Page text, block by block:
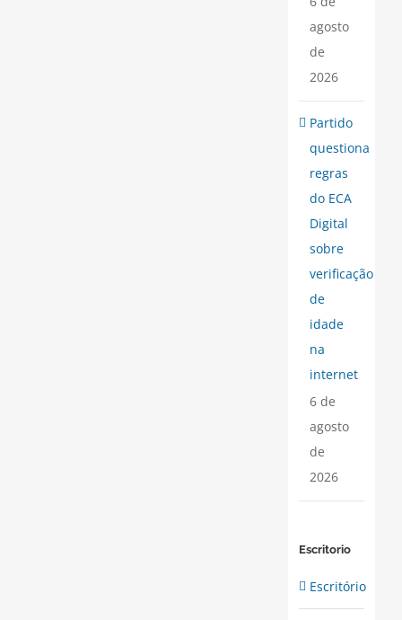
agosto
de
2026
Partido
questiona
regras
do ECA
Digital
sobre
verificação
de
idade
na
internet
6 de
agosto
de
2026
Escritorio
Escritório